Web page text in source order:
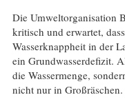
Die Umweltorganisation
kritisch und erwartet,
Wasserknappheit in der
ein Grundwasserdefizit.
die Wassermenge,
nicht nur in Großräschen.